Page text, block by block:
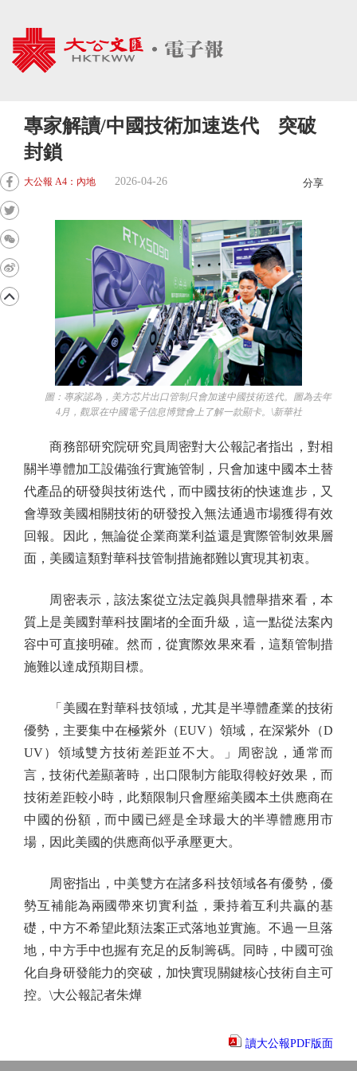
專家解讀/中國技術加速迭代 突破
封鎖
大公報 A4：內地 2026-04-26 分享
圖：專家認為，美方芯片出口管制只會加速中國技術迭代。圖為去年
4月，觀眾在中國電子信息博覽會上了解一款顯卡。\新華社
商務部研究院研究員周密對大公報記者指出，對相
關半導體加工設備強行實施管制，只會加速中國本土替
代產品的研發與技術迭代，而中國技術的快速進步，又
會導致美國相關技術的研發投入無法通過市場獲得有效
回報。因此，無論從企業商業利益還是實際管制效果層
面，美國這類對華科技管制措施都難以實現其初衷。
周密表示，該法案從立法定義與具體舉措來看，本
質上是美國對華科技圍堵的全面升級，這一點從法案內
容中可直接明確。然而，從實際效果來看，這類管制措
施難以達成預期目標。
「美國在對華科技領域，尤其是半導體產業的技術
優勢，主要集中在極紫外（EUV）領域，在深紫外（D
UV）領域雙方技術差距並不大。」周密說，通常而
言，技術代差顯著時，出口限制方能取得較好效果，而
技術差距較小時，此類限制只會壓縮美國本土供應商在
中國的份額，而中國已經是全球最大的半導體應用市
場，因此美國的供應商似乎承壓更大。
周密指出，中美雙方在諸多科技領域各有優勢，優
勢互補能為兩國帶來切實利益，秉持着互利共贏的基
礎，中方不希望此類法案正式落地並實施。不過一旦落
地，中方手中也握有充足的反制籌碼。同時，中國可強
化自身研發能力的突破，加快實現關鍵核心技術自主可
控。\大公報記者朱燁
讀大公報PDF版面